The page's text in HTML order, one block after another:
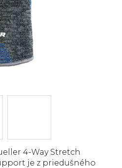
4-Way Stretch
je z priedušného